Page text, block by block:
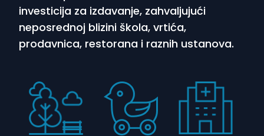
investicija za izdavanje, zahvaljujući
neposrednoj blizini škola, vrtića,
prodavnica, restorana i raznih ustanova.